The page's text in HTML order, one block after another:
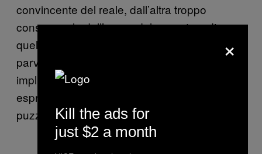
convincente del reale, dall’altra troppo
consapevole dell’orrore del passato e di
quello del presente da farsi qualsiasi
parvenza di illusione utopica. Ma
implicitamente si lamenta, si lagna. L’impegno
espressivo è urgente ma non vitalistico, anzi
puzza di morto.
×
Kill the ads for
just $2 a month